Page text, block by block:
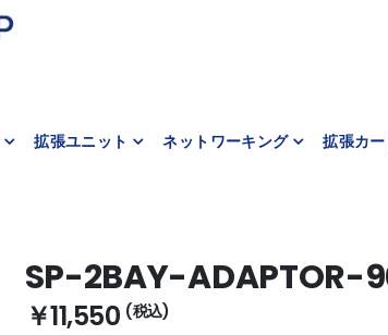
拡張ユニット ネットワーキング 拡張カ
SP-2BAY-ADAPTOR-
￥11,550